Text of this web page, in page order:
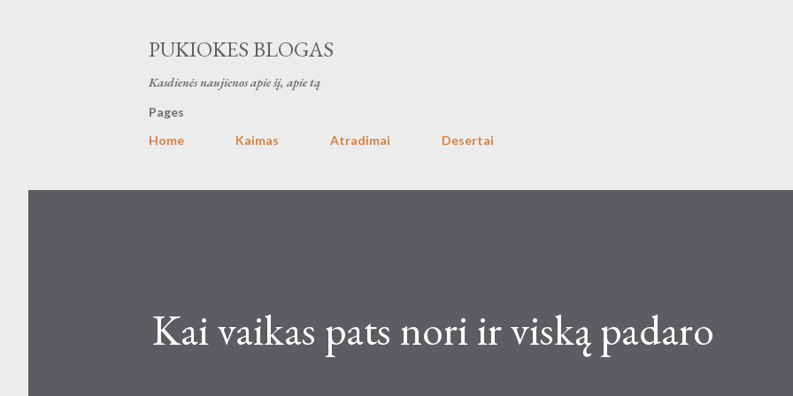
PUKIOKES BLOGAS
Kasdienės naujienos apie šį, apie tą
Pages
Home
Kaimas Atradimai Desertai
Kai vaikas pats nori ir viską padaro